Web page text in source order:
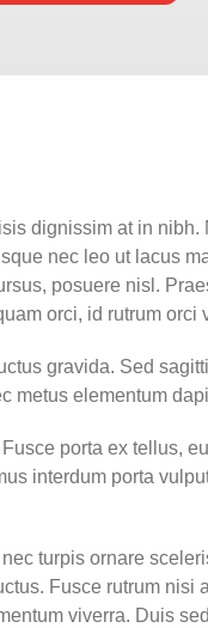
dignissim at in
nec leo ut lacus
posuere nisl.
orci, id rutrum orci
gravida. Sed
metus elementum
porta ex tellus,
interdum porta
turpis ornare
Fusce rutrum nisi
viverra. Duis